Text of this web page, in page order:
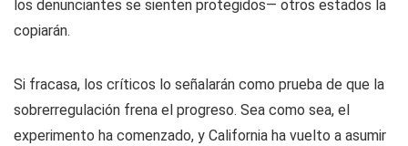
los denunciantes se sienten protegidos— otros estados la
copiarán.
Si fracasa, los críticos lo señalarán como prueba de que la
sobrerregulación frena el progreso. Sea como sea, el
experimento ha comenzado, y California ha vuelto a asumir